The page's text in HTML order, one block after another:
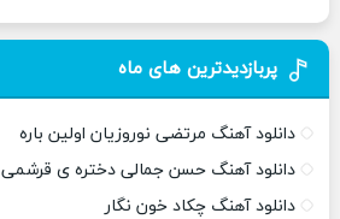
پربازدیدترین های ماه
دانلود آهنگ مرتضی نوروزیان اولین باره
دانلود آهنگ حسن جمالی دختره ی قرشمی
دانلود آهنگ چکاد خون نگار